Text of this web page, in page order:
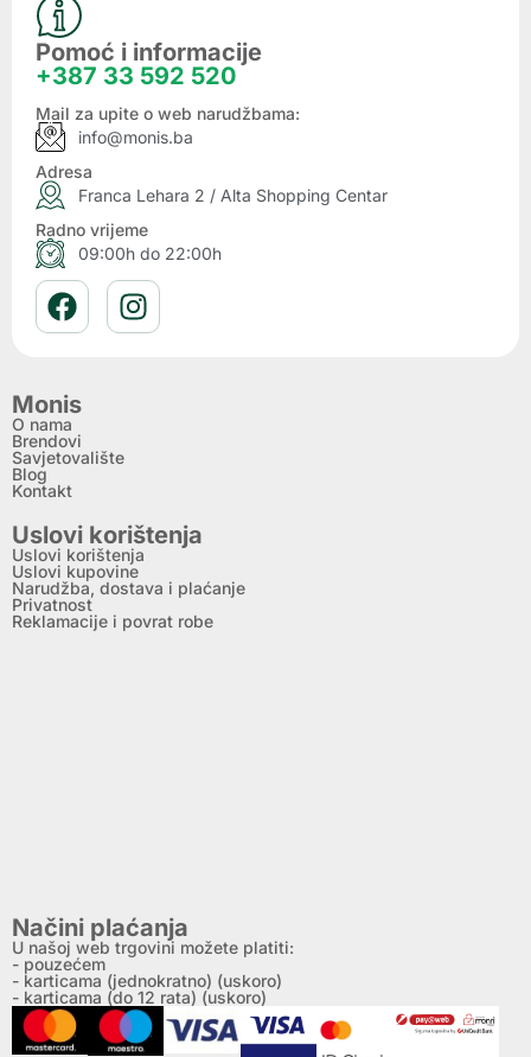
Pomoć i informacije
+387 33 592 520
Mail za upite o web narudžbama:
info@monis.ba
Adresa
Franca Lehara 2 / Alta Shopping Centar
Radno vrijeme
09:00h do 22:00h
Monis
O nama
Brendovi
Savjetovalište
Blog
Kontakt
Uslovi korištenja
Uslovi korištenja
Uslovi kupovine
Narudžba, dostava i plaćanje
Privatnost
Reklamacije i povrat robe
Načini plaćanja
U našoj web trgovini možete platiti:
- pouzećem
- karticama (jednokratno) (uskoro)
- karticama (do 12 rata) (uskoro)